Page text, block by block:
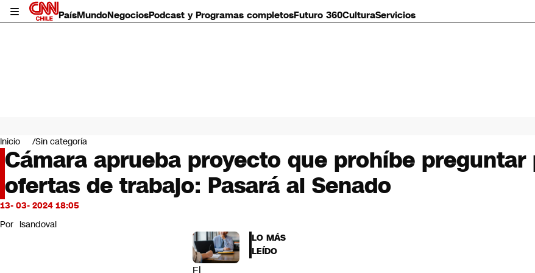
PaísMundoNegociosPodcast y Programas completosFuturo 360CulturaServicios
Mundo
Negocios
Deportes
Programas completos
Cultura
Servicios
Bits
CNN Data
Inicio Sin categoría
Cámara aprueba proyecto que prohíbe
ofertas de trabajo: Pasará al Senado
13- 03- 2024 18:05
Por lsandoval
El
LO MÁS
LEÍDO